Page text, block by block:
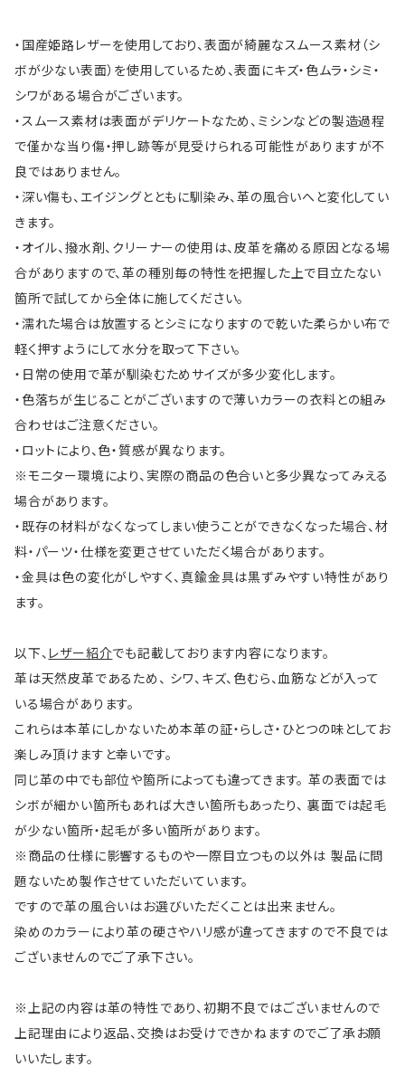
・国産姫路レザーを使用しており、表面が綺麗なスムース素材（シ
ボが少ない表面）を使用しているため、表面にキズ・色ムラ・シミ・
シワがある場合がございます。
・スムース素材は表面がデリケートなため、ミシンなどの製造過程
で僅かな当り傷・押し跡等が見受けられる可能性がありますが不
良ではありません。
・深い傷も、エイジングとともに馴染み、革の風合いへと変化してい
きます。
・オイル、撥水剤、クリーナーの使用は、皮革を痛める原因となる場
合がありますので、革の種別毎の特性を把握した上で目立たない
箇所で試してから全体に施してください。
・濡れた場合は放置するとシミになりますので乾いた柔らかい布で
軽く押すようにして水分を取って下さい。
・日常の使用で革が馴染むためサイズが多少変化します。
・色落ちが生じることがございますので薄いカラーの衣料との組み
合わせはご注意ください。
・ロットにより、色・質感が異なります。
※モニター環境により、実際の商品の色合いと多少異なってみえる
場合があります。
・既存の材料がなくなってしまい使うことができなくなった場合、材
料・パーツ・仕様を変更させていただく場合があります。
・金具は色の変化がしやすく、真鍮金具は黒ずみやすい特性があり
ます。
以下、 レザー紹介でも記載しております内容になります。
革は天然皮革であるため、 シワ、キズ、色むら、血筋などが入って
いる場合があります。
これらは本革にしかないため本革の証・らしさ・ひとつの味としてお
楽しみ頂けますと幸いです。
同じ革の中でも部位や箇所によっても違ってきます。 革の表面では
シボが細かい箇所もあれば大きい箇所もあったり、 裏面では起毛
が少ない箇所・起毛が多い箇所があります。
※商品の仕様に影響するものや一際目立つもの以外は 製品に問
題ないため製作させていただいています。
ですので革の風合いはお選びいただくことは出来ません。
染めのカラーにより革の硬さやハリ感が違ってきますので不良では
ございませんのでご了承下さい。
※上記の内容は革の特性であり、初期不良ではございませんので
上記理由により返品、交換はお受けできかねますのでご了承お願
いいたします。